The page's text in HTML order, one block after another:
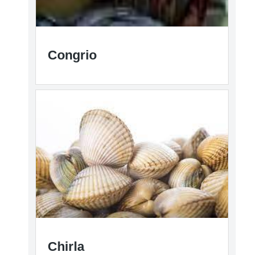
Congrio
Chirla